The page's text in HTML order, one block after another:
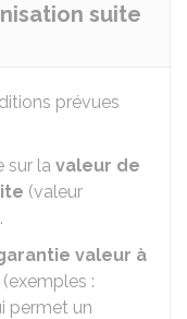
suite
prévues
sur la valeur de
(valeur
valeur à
:
permet un